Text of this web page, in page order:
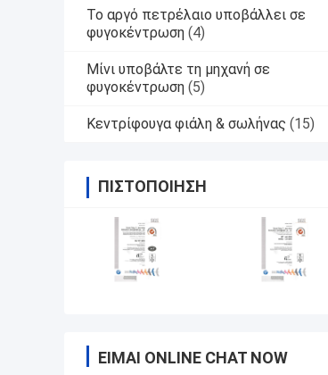
Το αργό πετρέλαιο υποβάλλει σε
φυγοκέντρωση (4)
Μίνι υποβάλτε τη μηχανή σε
φυγοκέντρωση (5)
Κεντρίφουγα φιάλη & σωλήνας (15)
ΠΙΣΤΟΠΟΊΗΣΗ
ΕΊΜΑΙ ONLINE CHAT NOW